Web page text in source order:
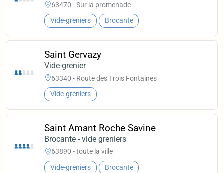
63470 - Sur la promenade
Vide-greniers Brocante
Saint Gervazy
Vide-grenier
63340 - Route des Trois Fontaines
Vide-greniers
Saint Amant Roche Savine
Brocante - vide greniers
63890 - toute la ville
Vide-greniers Brocante